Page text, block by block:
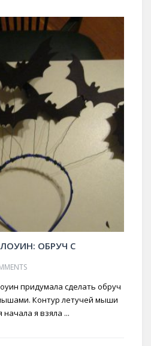
ОБРУЧ С
придумала сделать обруч
Контур летучей мыши
я взяла ...